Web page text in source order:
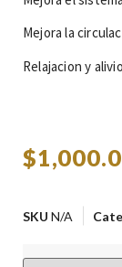
Mejora la
Relajacion y
$
SKU N/A